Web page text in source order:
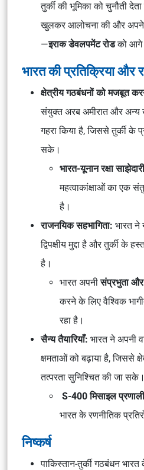
तुर्की की भूमिका को चुनौती
खुलकर आलोचना की और अपने
—इराक डेवलपमेंट रोडको आगे
भारत की प्रतिक्रिया और
क्षेत्रीय गठबंधनों को मजबूत
संयुक्त अरब अमीरात और अन्य
गहरा किया है, जिससे तुर्की के
सके।
भारत-यूनान रक्षा साझेदारी
महत्वाकांक्षाओं का एक
है।
राजनयिक सहभागिता: भारत ने
द्विपक्षीय मुद्दा है और तुर्की के
है।
भारत अपनीसंप्रभुता और
करने के लिए वैश्विक
रहा है।
सैन्य तैयारियाँ: भारत ने अपनी
क्षमताओं को बढ़ाया है, जिससे
तत्परता सुनिश्चित की जा सके।
S-400 मिसाइल
भारत के रणनीतिक
निष्कर्ष
पाकिस्तान-तुर्की गठबंधन